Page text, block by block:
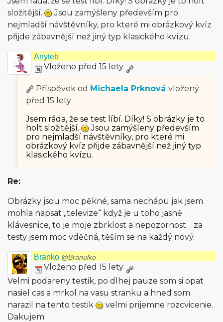
složitější.
Jsou zamýšleny především pro
nejmladší návštěvníky, pro které mi obrázkový kvíz
přijde zábavnější než jiný typ klasického kvízu.
Anyteb
Vloženo před 15 lety
Příspěvek od Michaela Prknová vložený
před 15 lety
Jsem ráda, že se test líbí. Díky! S obrázky je to
holt složitější.
Jsou zamýšleny především
pro nejmladší návštěvníky, pro které mi
obrázkový kvíz přijde zábavnější než jiný typ
klasického kvízu.
Re:
Obrázky jsou moc pěkné, sama nechápu jak jsem
mohla napsat „televize“ když je u toho jasně
klávesnice, to je moje zbrklost a nepozornost… za
testy jsem moc vděčná, těším se na každý nový.
Branko @Branulko
Vloženo před 15 lety
Velmi podareny testik, po dlhej pauze som si opat
nasiel cas a mrkol na vasu stranku a hned som
narazil na tento testik
velmi prijemne rozcvicenie.
Dakujem